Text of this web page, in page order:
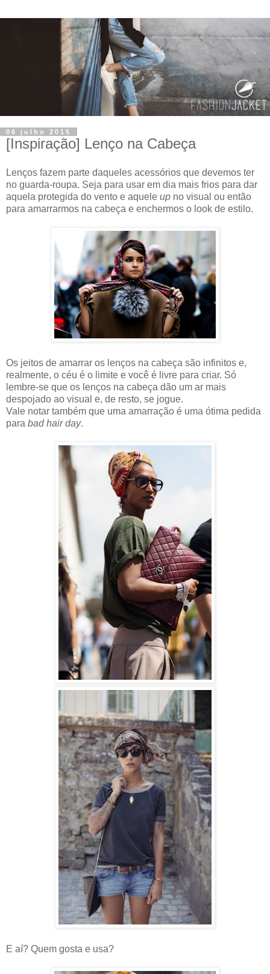
06 julho 2015
[Inspiração] Lenço na Cabeça
Lenços fazem parte daqueles acessórios que devemos ter
no guarda-roupa. Seja para usar em dia mais frios para dar
aquela protegida do vento e aquele up no visual ou então
para amarrarmos na cabeça e enchermos o look de estilo.
Os jeitos de amarrar os lenços na cabeça são infinitos e,
realmente, o céu é o limite e você é livre para criar. Só
lembre-se que os lenços na cabeça dão um ar mais
despojado ao visual e, de resto, se jogue.
Vale notar também que uma amarração é uma ótima pedida
para bad hair day.
E aí? Quem gosta e usa?